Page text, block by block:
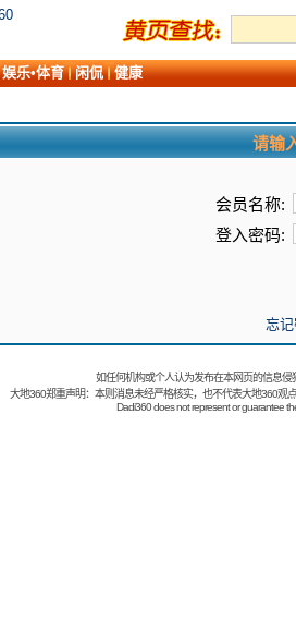
娱乐•体育 闲侃 健康
请输
会员名称:
登入密码:
忘
如任何机构或个人认为发布在本网页的信息
大地360郑重声明：本则消息未经严格核实，也不代表大地360观
Dadi360 does not represent or guarantee